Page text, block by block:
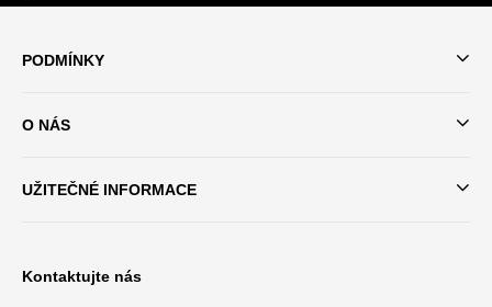
PODMÍNKY
O NÁS
UŽITEČNÉ INFORMACE
Kontaktujte nás